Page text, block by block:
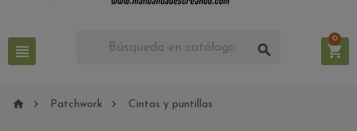
  
0
  Patchwork  Cintas y puntillas